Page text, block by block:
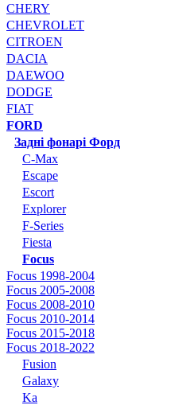
CHERY
CHEVROLET
CITROEN
DACIA
DAEWOO
DODGE
FIAT
FORD
Задні фонарі Форд
C-Max
Escape
Escort
Explorer
F-Series
Fiesta
Focus
Focus 1998-2004
Focus 2005-2008
Focus 2008-2010
Focus 2010-2014
Focus 2015-2018
Focus 2018-2022
Fusion
Galaxy
Ka